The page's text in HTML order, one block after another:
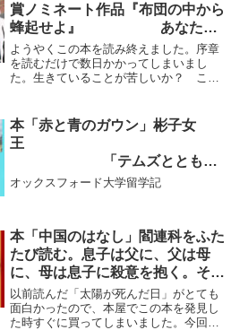
賞ノミネート作品『布団の中から
蜂起せよ』 あなたに
は死なないでほしい
ようやくこの本を読み終えました。序章
を読むだけで数日かかってしまいまし
た。生きていることが苦しいか？ この
えこみます。「生きていることは苦しい
けど、この世を憎んではいな...
本「赤と青のガウン」彬子女
王
に」徳仁親王（当時）
オックスフォード大学留学記
本「中国のはなし」閻連科をふた
たび読む。息子は父に、父は母
に、母は息子に殺意を抱く。そし
て最後は意外な結末になります。
以前読んだ「太陽が死んだ日」がとても
面白かったので、本屋でこの本を発見し
た時すぐに買ってしまいました。今回も